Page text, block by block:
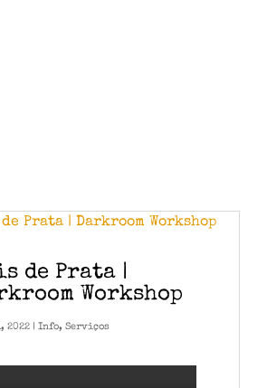
de Prata |
Workshop
2022 |Info,Serviços